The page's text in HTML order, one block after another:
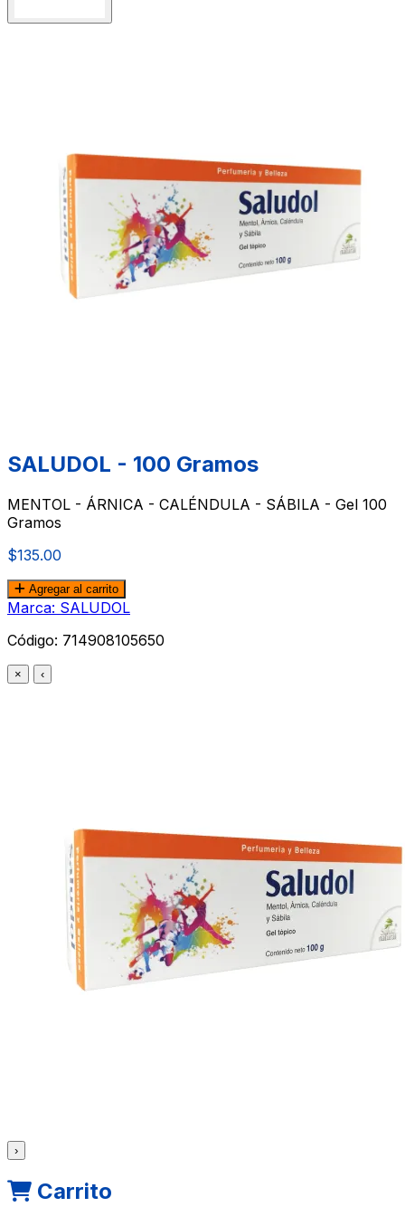
SALUDOL - 100 Gramos
MENTOL - ÁRNICA - CALÉNDULA - SÁBILA - Gel 100
Gramos
$135.00
Agregar al carrito
Marca: SALUDOL
Código: 714908105650
× ‹
›
Carrito